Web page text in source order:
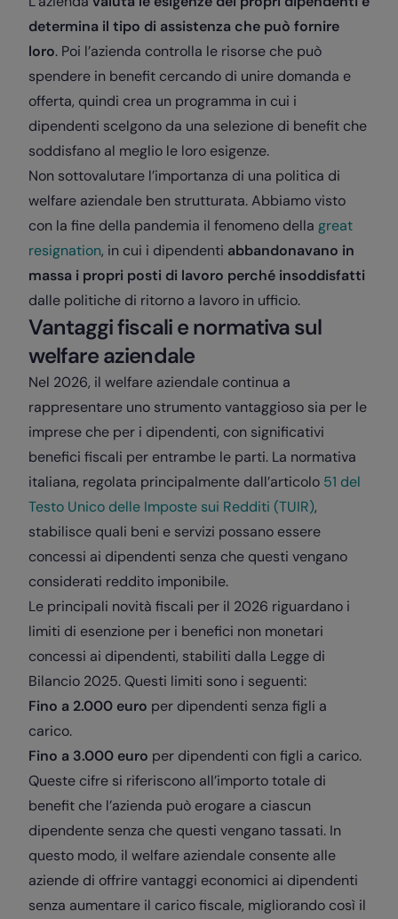
determina il tipo di assistenza che può fornire
loro. Poi l’azienda controlla le risorse che può
spendere in benefit cercando di unire domanda e
offerta, quindi crea un programma in cui i
dipendenti scelgono da una selezione di benefit che
soddisfano al meglio le loro esigenze.
Non sottovalutare l’importanza di una politica di
welfare aziendale ben strutturata. Abbiamo visto
con la fine della pandemia il fenomeno della great
resignation, in cui i dipendenti abbandonavano in
massa i propri posti di lavoro perché insoddisfatti
dalle politiche di ritorno a lavoro in ufficio.
Vantaggi fiscali e normativa sul
welfare aziendale
Nel 2026, il welfare aziendale continua a
rappresentare uno strumento vantaggioso sia per le
imprese che per i dipendenti, con significativi
benefici fiscali per entrambe le parti. La normativa
italiana, regolata principalmente dall’articolo 51 del
Testo Unico delle Imposte sui Redditi (TUIR),
stabilisce quali beni e servizi possano essere
concessi ai dipendenti senza che questi vengano
considerati reddito imponibile.
Le principali novità fiscali per il 2026 riguardano i
limiti di esenzione per i benefici non monetari
concessi ai dipendenti, stabiliti dalla Legge di
Bilancio 2025. Questi limiti sono i seguenti:
Fino a 2.000 euro per dipendenti senza figli a
carico.
Fino a 3.000 euro per dipendenti con figli a carico.
Queste cifre si riferiscono all’importo totale di
benefit che l’azienda può erogare a ciascun
dipendente senza che questi vengano tassati. In
questo modo, il welfare aziendale consente alle
aziende di offrire vantaggi economici ai dipendenti
senza aumentare il carico fiscale, migliorando così il